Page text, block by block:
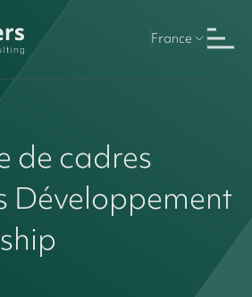
France
de cadres
Développement